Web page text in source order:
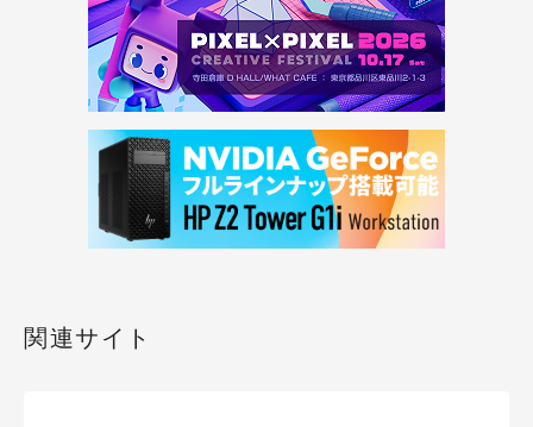
関連サイト